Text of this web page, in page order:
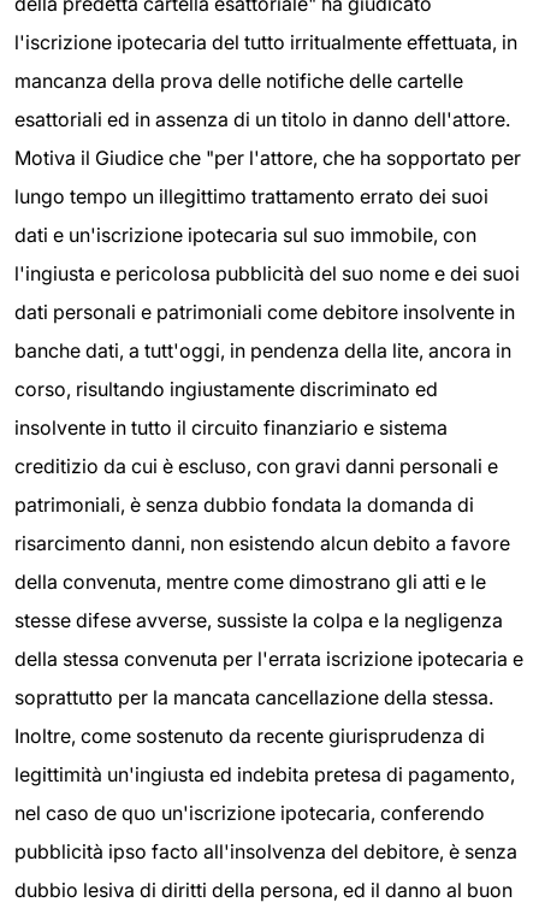
l'iscrizione ipotecaria del tutto irritualmente effettuata, in
mancanza della prova delle notifiche delle cartelle
esattoriali ed in assenza di un titolo in danno dell'attore.
Motiva il Giudice che "per l'attore, che ha sopportato per
lungo tempo un illegittimo trattamento errato dei suoi
dati e un'iscrizione ipotecaria sul suo immobile, con
l'ingiusta e pericolosa pubblicità del suo nome e dei suoi
dati personali e patrimoniali come debitore insolvente in
banche dati, a tutt'oggi, in pendenza della lite, ancora in
corso, risultando ingiustamente discriminato ed
insolvente in tutto il circuito finanziario e sistema
creditizio da cui è escluso, con gravi danni personali e
patrimoniali, è senza dubbio fondata la domanda di
risarcimento danni, non esistendo alcun debito a favore
della convenuta, mentre come dimostrano gli atti e le
stesse difese avverse, sussiste la colpa e la negligenza
della stessa convenuta per l'errata iscrizione ipotecaria e
soprattutto per la mancata cancellazione della stessa.
Inoltre, come sostenuto da recente giurisprudenza di
legittimità un'ingiusta ed indebita pretesa di pagamento,
nel caso de quo un'iscrizione ipotecaria, conferendo
pubblicità ipso facto all'insolvenza del debitore, è senza
dubbio lesiva di diritti della persona, ed il danno al buon